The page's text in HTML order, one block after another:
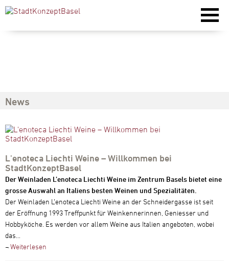
News
L'enoteca Liechti Weine – Willkommen bei
StadtKonzeptBasel
Der Weinladen L’enoteca Liechti Weine im Zentrum Basels bietet eine
grosse Auswahl an Italiens besten Weinen und Spezialitäten.
Der Weinladen L’enoteca Liechti Weine an der Schneidergasse ist seit
der Eröffnung 1993 Treffpunkt für Weinkennerinnen, Geniesser und
Hobbyköche. Es werden vor allem Weine aus Italien angeboten, wobei
das...
¬Weiterlesen